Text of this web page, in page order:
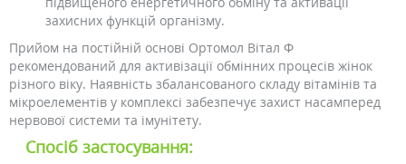
захисних функцій організму.
Прийом на постійній основі Ортомол Вітал Ф
рекомендований для активізації обмінних процесів жінок
різного віку. Наявність збалансованого складу вітамінів та
мікроелементів у комплексі забезпечує захист насамперед
нервової системи та імунітету.
Спосіб застосування: